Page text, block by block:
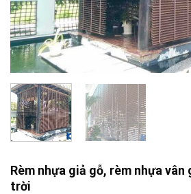
Rèm nhựa giả gỗ, rèm nhựa
trời